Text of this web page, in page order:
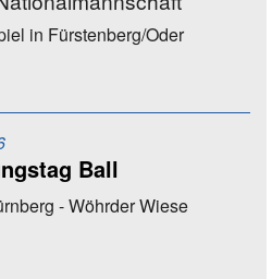
in Fürstenberg/Oder
Ball
- Wöhrder Wiese